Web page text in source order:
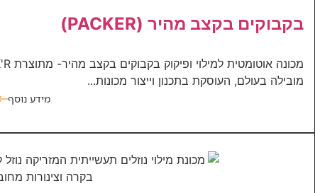
בקבוקים בקצב מהיר (PACKER)
מובילה בעולם, העוסקת בתכנון וייצור מכונות...
מידע נוסף